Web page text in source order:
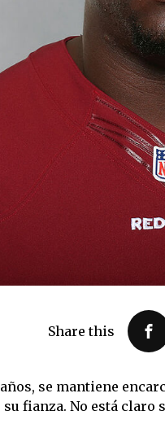
Share this
se mantiene
fianza. No está claro